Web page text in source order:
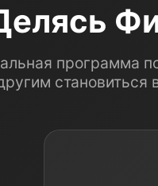
программа
становиться